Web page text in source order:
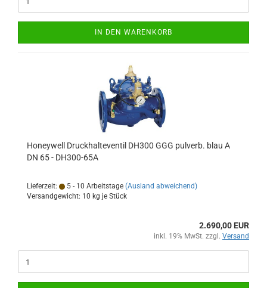
IN DEN WARENKORB
Honeywell Druckhalteventil DH300 GGG pulverb. blau A
DN 65 - DH300-65A
Lieferzeit: 5 - 10 Arbeitstage (Ausland abweichend)
Versandgewicht: 10 kg je Stück
2.690,00 EUR
inkl. 19% MwSt. zzgl. Versand